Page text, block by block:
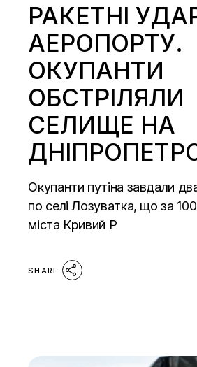
РАКЕТНІ
АЕРОПОРТУ.
ОКУПАНТИ
ОБСТРІЛЯЛИ
СЕЛИЩЕ НА
Окупанти путіна завдали
по селі Лозуватка, що за 100
міста Кривий Р
SHARE